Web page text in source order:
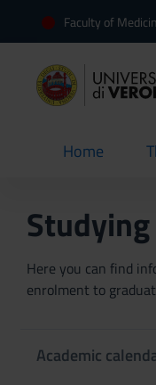
Faculty of
Home
current
Here you can find
enrolment to
Academic